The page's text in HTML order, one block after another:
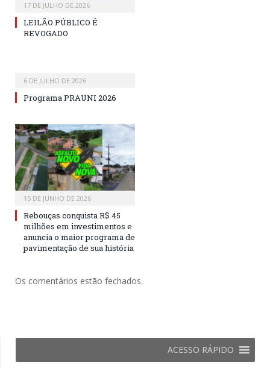
17 DE JULHO DE 2026
LEILÃO PÚBLICO É
REVOGADO
6 DE JULHO DE 2026
Programa PRAUNI 2026
15 DE JUNHO DE 2026
Rebouças conquista R$ 45
milhões em investimentos e
anuncia o maior programa de
pavimentação de sua história
Os comentários estão fechados.
ACESSO RÁPIDO